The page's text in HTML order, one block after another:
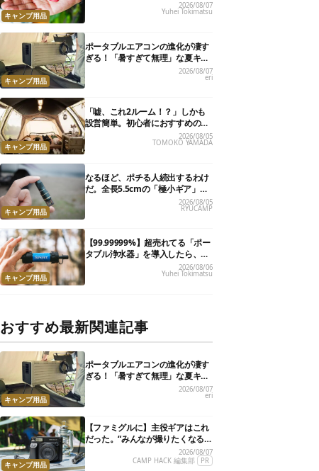
キャンプ用品
2026/08/07
Yuhei Tokimatsu
キャンプ用品
ポータブルエアコンの進化が凄す
ぎる！「暑すぎて無理」な夏キャ
ンプを激変させる最新5選2026/08/07
eri
キャンプ用品
「嘘、これ2ルーム！？」しかも
設営簡単。初心者におすすめの最
新“おしゃれ広々テント”7選2026/08/05
TOMOKO YAMADA
キャンプ用品
なるほど、ポチる人続出するわけ
だ。全長5.5cmの「極小ギア」を
使って分かったほんとの魅力2026/08/05
RYUCAMP
キャンプ用品
【99.99999%】超売れてる「ポー
タブル浄水器」を導入したら、防
災が明確に自分ごと化した2026/08/06
Yuhei Tokimatsu
おすすめ最新関連記事
キャンプ用品
ポータブルエアコンの進化が凄す
ぎる！「暑すぎて無理」な夏キャ
ンプを激変させる最新5選2026/08/07
eri
キャンプ用品
【ファミグルに】主役ギアはこれ
だった。“みんなが撮りたくなる
カメラ”が楽しすぎる！
2026/08/07
CAMP HACK 編集部
PR